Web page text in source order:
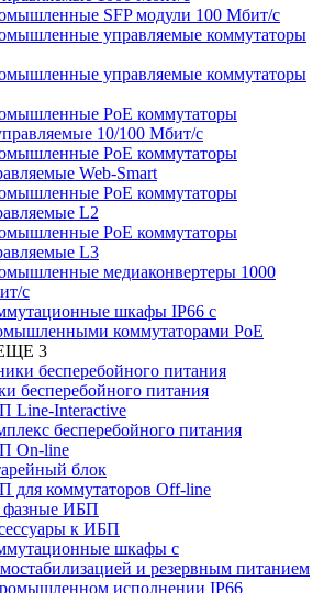
SFP модули 100 Мбит/c
управляемые коммутаторы
управляемые коммутаторы
PoE коммутаторы
10/100 Мбит/с
PoE коммутаторы
Web-Smart
PoE коммутаторы
L2
PoE коммутаторы
L3
медиаконвертеры 1000
с
шкафы IP66 c
коммутаторами PoE
3
бесперебойного питания
Line-Interactive
бесперебойного питания
On-line
блок
для коммутаторов Off-line
фазные ИБП
к ИБП
шкафы с
и резервным питанием
исполнении IP66